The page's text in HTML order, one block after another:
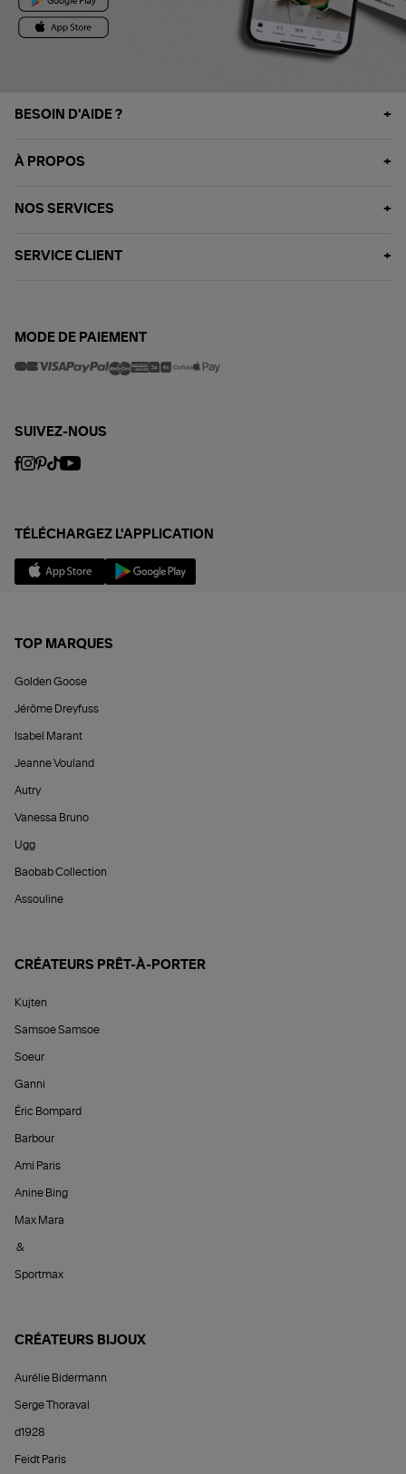
BESOIN D'AIDE ?
À PROPOS
NOS SERVICES
SERVICE CLIENT
MODE DE PAIEMENT
SUIVEZ-NOUS
TÉLÉCHARGEZ L'APPLICATION
TOP MARQUES
Golden Goose
Jérôme Dreyfuss
Isabel Marant
Jeanne Vouland
Autry
Vanessa Bruno
Ugg
Baobab Collection
Assouline
CRÉATEURS PRÊT-À-PORTER
Kujten
Samsoe Samsoe
Soeur
Ganni
Éric Bompard
Barbour
Ami Paris
Anine Bing
Max Mara
&
Sportmax
CRÉATEURS BIJOUX
Aurélie Bidermann
Serge Thoraval
d1928
Feidt Paris